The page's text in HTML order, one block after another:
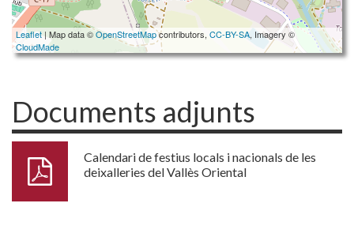
Leaflet | Map data ©OpenStreetMapcontributors, CC-BY-SA, Imagery ©
CloudMade
Documents adjunts
Calendari de festius locals i nacionals de les
deixalleries del Vallès Oriental